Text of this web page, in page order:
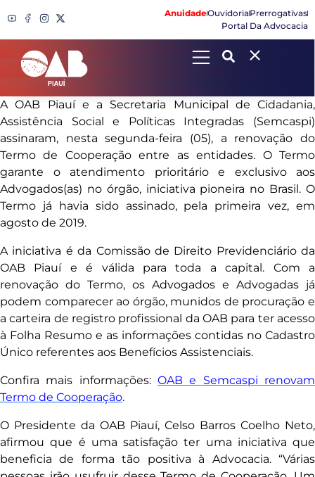
AnuidadeOuvidoriaPrerrogativas
Portal Da Advocacia
Search
A OAB Piauí e a Secretaria Municipal de Cidadania,
Assistência Social e Políticas Integradas (Semcaspi)
assinaram, nesta segunda-feira (05), a renovação do
Termo de Cooperação entre as entidades. O Termo
garante o atendimento prioritário e exclusivo aos
Advogados(as) no órgão, iniciativa pioneira no Brasil. O
Termo já havia sido assinado, pela primeira vez, em
agosto de 2019.
A iniciativa é da Comissão de Direito Previdenciário da
OAB Piauí e é válida para toda a capital. Com a
renovação do Termo, os Advogados e Advogadas já
podem comparecer ao órgão, munidos de procuração e
a carteira de registro profissional da OAB para ter acesso
à Folha Resumo e as informações contidas no Cadastro
Único referentes aos Benefícios Assistenciais.
Confira mais informações: OAB e Semcaspi renovam
Termo de Cooperação.
O Presidente da OAB Piauí, Celso Barros Coelho Neto,
afirmou que é uma satisfação ter uma iniciativa que
beneficia de forma tão positiva à Advocacia. “Várias